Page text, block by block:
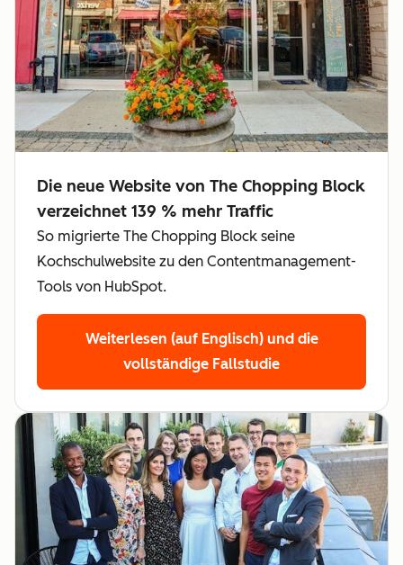
Die neue Website von The Chopping Block
verzeichnet 139 % mehr Traffic
So migrierte The Chopping Block seine
Kochschulwebsite zu den Contentmanagement-
Tools von HubSpot.
Weiterlesen (auf Englisch) und die
vollständige Fallstudie